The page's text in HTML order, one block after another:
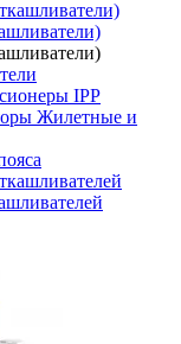
IPP
Жилетные и